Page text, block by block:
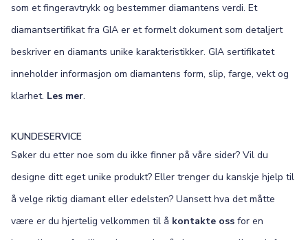
som et fingeravtrykk og bestemmer diamantens verdi. Et
diamantsertifikat fra GIA er et formelt dokument som detaljert
beskriver en diamants unike karakteristikker. GIA sertifikatet
inneholder informasjon om diamantens form, slip, farge, vekt og
klarhet. Les mer.
KUNDESERVICE
Søker du etter noe som du ikke finner på våre sider? Vil du
designe ditt eget unike produkt? Eller trenger du kanskje hjelp til
å velge riktig diamant eller edelsten? Uansett hva det måtte
være er du hjertelig velkommen til å kontakte oss for en